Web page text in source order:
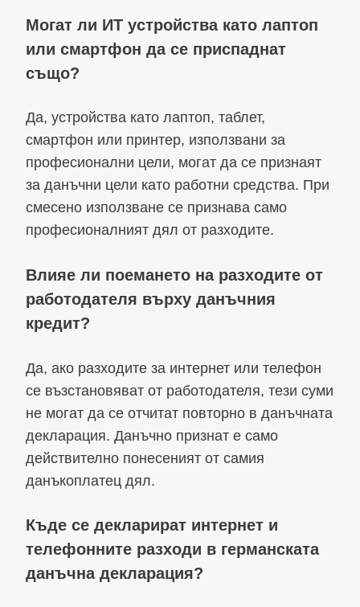
Могат ли ИТ устройства като лаптоп
или смартфон да се приспаднат
също?
Да, устройства като лаптоп, таблет,
смартфон или принтер, използвани за
професионални цели, могат да се признаят
за данъчни цели като работни средства. При
смесено използване се признава само
професионалният дял от разходите.
Влияе ли поемането на разходите от
работодателя върху данъчния
кредит?
Да, ако разходите за интернет или телефон
се възстановяват от работодателя, тези суми
не могат да се отчитат повторно в данъчната
декларация. Данъчно признат е само
действително понесеният от самия
данъкоплатец дял.
Къде се декларират интернет и
телефонните разходи в германската
данъчна декларация?